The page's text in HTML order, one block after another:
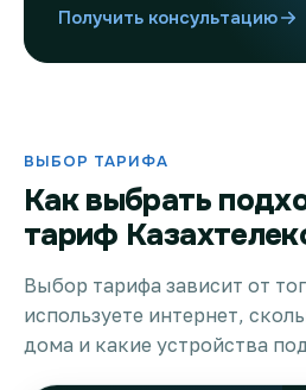
Получить консультацию
ВЫБОР ТАРИФА
Как выбрать
тариф
Выбор тарифа зависит от
используете интернет,
дома и какие устройства